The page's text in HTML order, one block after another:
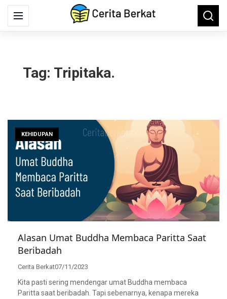
Menu
Search
for:
Tag: Tripitaka.
KEHIDUPAN
Alasan Umat Buddha Membaca Paritta Saat
Beribadah
Cerita Berkat07/11/2023
Kita pasti sering mendengar umat Buddha membaca
Paritta saat beribadah. Tapi sebenarnya, kenapa mereka